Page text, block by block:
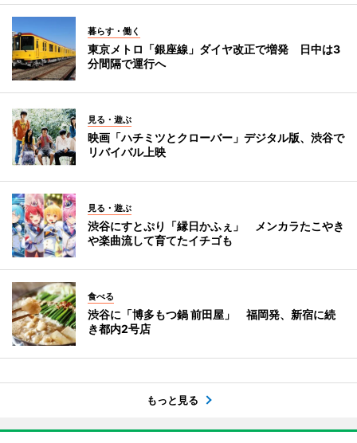
暮らす・働く
東京メトロ「銀座線」ダイヤ改正で増発 日中は3
分間隔で運行へ
見る・遊ぶ
映画「ハチミツとクローバー」デジタル版、渋谷で
リバイバル上映
見る・遊ぶ
渋谷にすとぷり「縁日かふぇ」 メンカラたこやき
や楽曲流して育てたイチゴも
食べる
渋谷に「博多もつ鍋 前田屋」 福岡発、新宿に続
き都内2号店
もっと見る